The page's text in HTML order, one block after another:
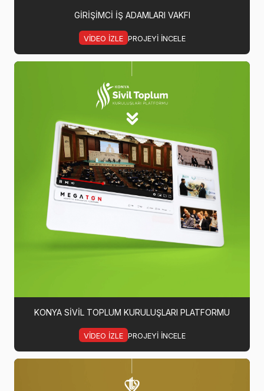
GIRIŞIMCI İŞ ADAMLARI VAKFI
VIDEO IZLE PROJEYI INCELE
KONYA SIVIL TOPLUM KURULUŞLARI PLATFORMU
VIDEO IZLE PROJEYI INCELE